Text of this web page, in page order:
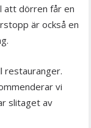
att dörren får en
är också en
restauranger.
vi
slitaget av